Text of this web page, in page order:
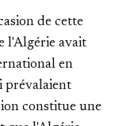
de cette
l'Algérie avait
en
prévalaient
constitue une